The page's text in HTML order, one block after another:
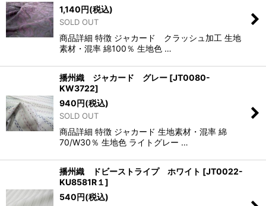
1,140円(税込)
SOLD OUT
商品詳細 特徴 ジャカード クラッシュ加工 生地
素材・混率 綿100％ 生地色 …
播州織 ジャカード グレー [JT0080-
KW3722]
940円(税込)
SOLD OUT
商品詳細 特徴 ジャカード 生地素材・混率 綿
70/W30％ 生地色 ライトグレー …
播州織 ドビーストライプ ホワイト [JT0022-
KU8581R１]
540円(税込)